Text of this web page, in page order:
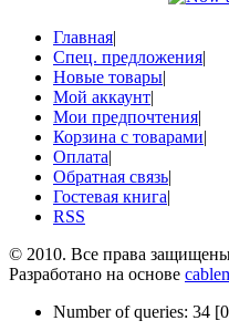
Главная|
Спец. предложения|
Новые товары|
Мой аккаунт|
Мои предпочтения|
Корзина с товарами|
Оплата|
Обратная связь|
Гостевая книга|
RSS
© 2010. Все права
Разработано на основе
Number of queries: 34